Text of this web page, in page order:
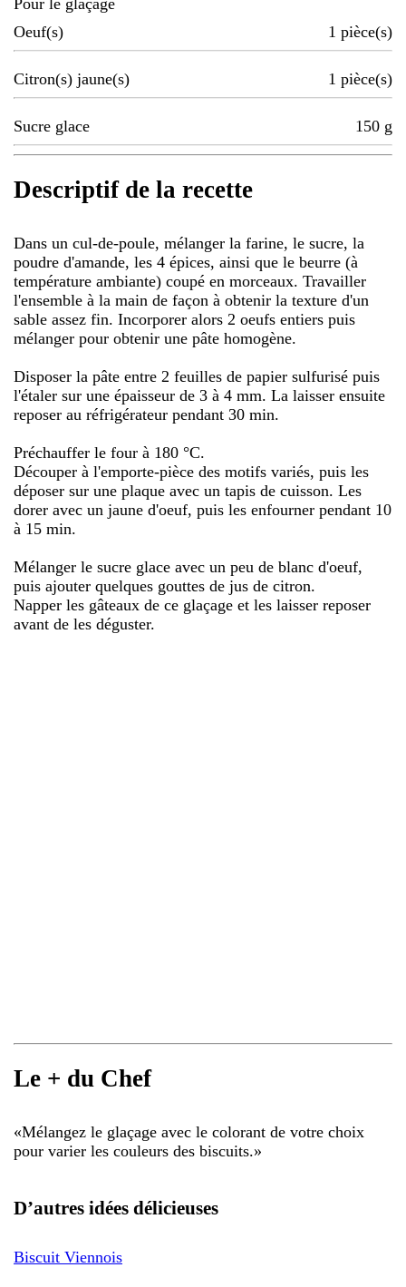
Pour le glaçage
Oeuf(s)
1 pièce(s)
Citron(s) jaune(s) 1 pièce(s)
Sucre glace 150 g
Descriptif de la recette
Dans un cul-de-poule, mélanger la farine, le sucre, la
poudre d'amande, les 4 épices, ainsi que le beurre (à
température ambiante) coupé en morceaux. Travailler
l'ensemble à la main de façon à obtenir la texture d'un
sable assez fin. Incorporer alors 2 oeufs entiers puis
mélanger pour obtenir une pâte homogène.
Disposer la pâte entre 2 feuilles de papier sulfurisé puis
l'étaler sur une épaisseur de 3 à 4 mm. La laisser ensuite
reposer au réfrigérateur pendant 30 min.
Préchauffer le four à 180 °C.
Découper à l'emporte-pièce des motifs variés, puis les
déposer sur une plaque avec un tapis de cuisson. Les
dorer avec un jaune d'oeuf, puis les enfourner pendant 10
à 15 min.
Mélanger le sucre glace avec un peu de blanc d'oeuf,
puis ajouter quelques gouttes de jus de citron.
Napper les gâteaux de ce glaçage et les laisser reposer
avant de les déguster.
Le + du Chef
«Mélangez le glaçage avec le colorant de votre choix
pour varier les couleurs des biscuits.»
D’autres idées délicieuses
Biscuit Viennois